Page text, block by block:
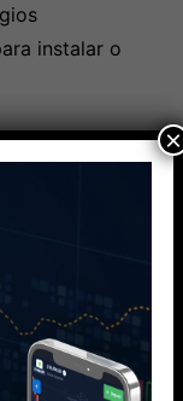
instalar o
Olymp
e faça o
sistema
clique duas
programa
×